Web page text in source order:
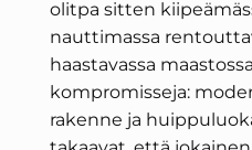
olitpa sitten
nauttimassa
haastavassa
kompromisseja:
rakenne ja